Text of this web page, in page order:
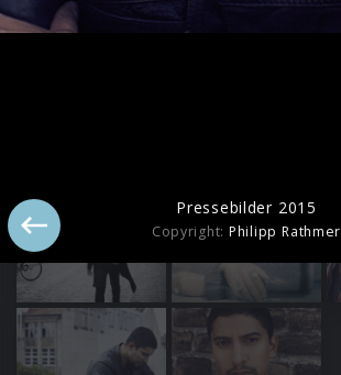
Pressebilder 2015
Copyright:Philipp Rathmer